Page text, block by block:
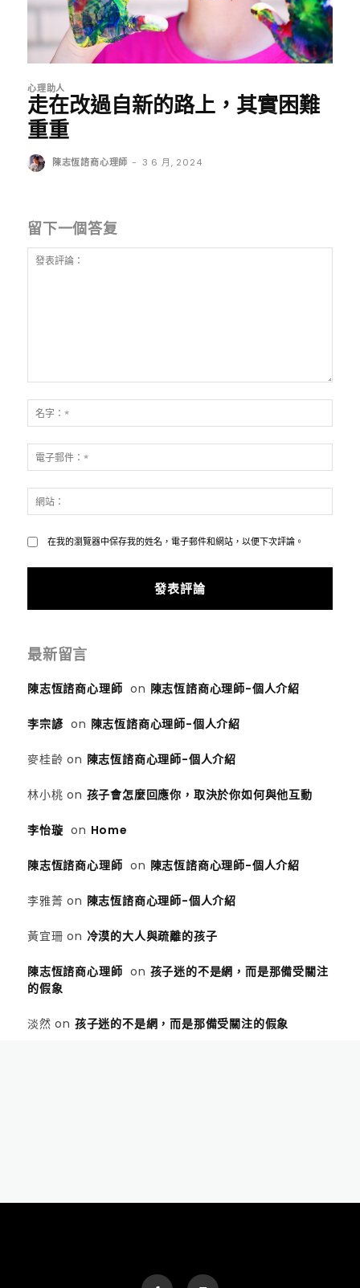
心理助人
走在改過自新的路上，其實困難
重重
陳志恆諮商心理師 - 3 6 月, 2024
留下一個答复
表
評
論：
字：
*
子
郵
*站：
在我的瀏覽器中保存我的姓名，電子郵件和網站，以便下次評論。
最新留言
陳志恆諮商心理師 on 陳志恆諮商心理師-個人介紹
李宗諺 on 陳志恆諮商心理師-個人介紹
麥桂齡 on 陳志恆諮商心理師-個人介紹
林小桃 on 孩子會怎麼回應你，取決於你如何與他互動
李怡璇 on Home
陳志恆諮商心理師 on 陳志恆諮商心理師-個人介紹
李雅菁 on 陳志恆諮商心理師-個人介紹
黃宜珊 on 冷漠的大人與疏離的孩子
陳志恆諮商心理師 on 孩子迷的不是網，而是那備受關注
的假象
淡然 on 孩子迷的不是網，而是那備受關注的假象